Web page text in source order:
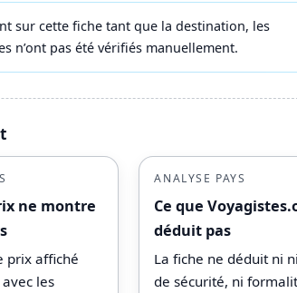
sur cette fiche tant que la destination, les
n’ont pas été vérifiés manuellement.
ne montre
prix affiché
les
ANALYSE PAYS
Ce que
déduit pas
La fiche ne déduit ni
de sécurité, ni